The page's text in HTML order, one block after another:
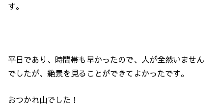
す。
平日であり、時間帯も早かったので、人が全然いません
でしたが、絶景を見ることができてよかったです。
おつかれ山でした！